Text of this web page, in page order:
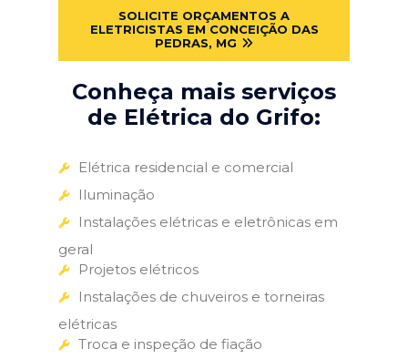
SOLICITE ORÇAMENTOS A
ELETRICISTAS EM CONCEIÇÃO DAS
PEDRAS, MG
Conheça mais serviços
de Elétrica do Grifo:
Elétrica residencial e comercial
Iluminação
Instalações elétricas e eletrônicas em
geral
Projetos elétricos
Instalações de chuveiros e torneiras
elétricas
Troca e inspeção de fiação